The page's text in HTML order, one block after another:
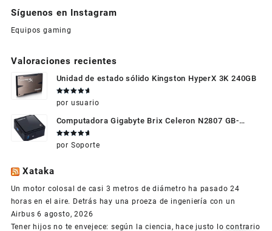
Síguenos en Instagram
Equipos gaming
Valoraciones recientes
Unidad de estado sólido Kingston HyperX 3K 240GB
Valorado
en5 de 5
por usuario
Computadora Gigabyte Brix Celeron N2807 GB-
BXBT-2807 + WIFI + RAM de 4GB + HDD 500gb +
Windows 10
Valorado
en5 de 5
por Soporte
Xataka
Un motor colosal de casi 3 metros de diámetro ha pasado 24
horas en el aire. Detrás hay una proeza de ingeniería con un
Airbus 6 agosto, 2026
Tener hijos no te envejece: según la ciencia, hace justo lo contrario